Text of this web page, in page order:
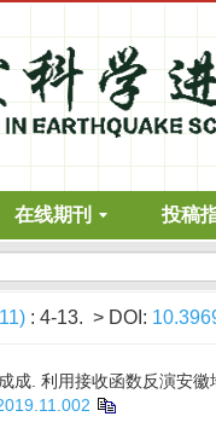
在线期刊 投稿
: 4-13. > DOI:
成. 利用接收函数反演安